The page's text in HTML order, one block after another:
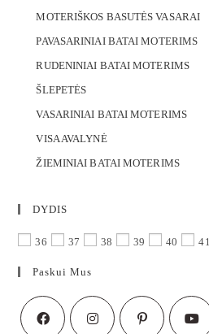
MOTERIŠKOS BASUTĖS VASARAI
PAVASARINIAI BATAI MOTERIMS
RUDENINIAI BATAI MOTERIMS
ŠLEPETĖS
VASARINIAI BATAI MOTERIMS
VISA AVALYNĖ
ŽIEMINIAI BATAI MOTERIMS
DYDIS
36 37 38 39 40 41
Paskui Mus